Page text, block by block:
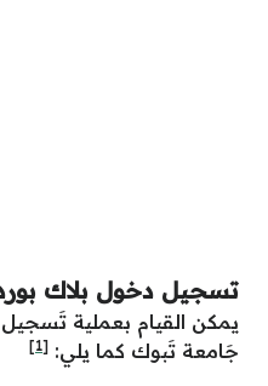
تسجيل دخول بلاك
يمكن القيام بعملية
جَامعة تَبوك كما يلي: [1]